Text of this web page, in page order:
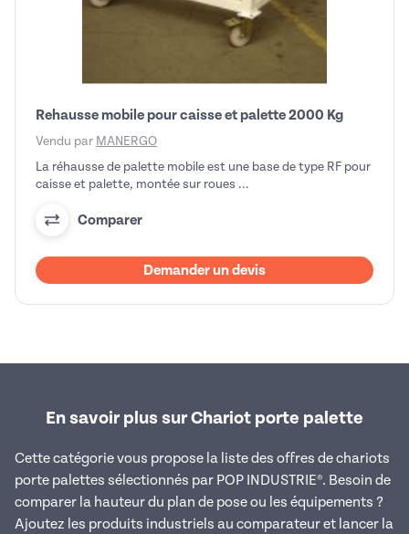
Rehausse mobile pour caisse et palette 2000 Kg
Vendu par MANERGO
La réhausse de palette mobile est une base de type RF pour
caisse et palette, montée sur roues ...
Comparer
Demander un devis
En savoir plus sur Chariot porte palette
Cette catégorie vous propose la liste des offres de chariots
porte palettes sélectionnés par POP INDUSTRIE®. Besoin de
comparer la hauteur du plan de pose ou les équipements ?
Ajoutez les produits industriels au comparateur et lancer la